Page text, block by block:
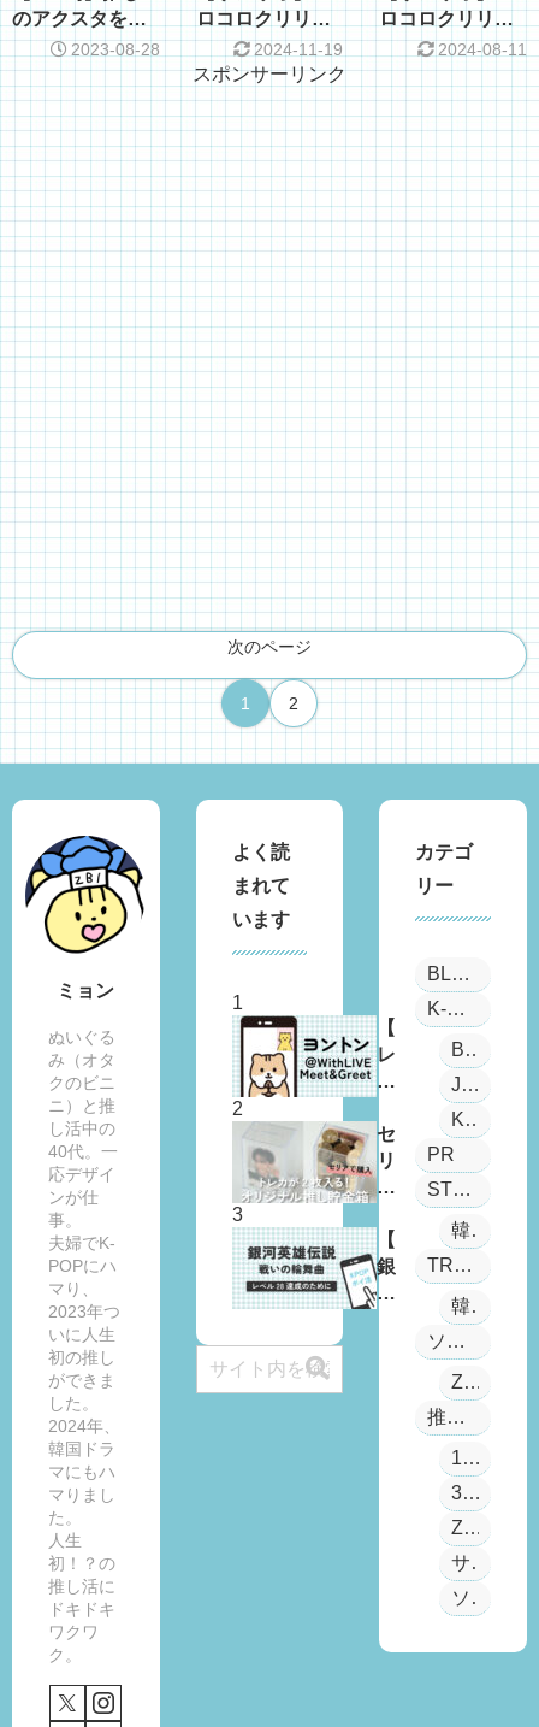
のアクスタをPC
に飾れる！キャ
ンドゥ「モニタ
ー用小物テーブ
ル」
2023-08-28
ロコロクリリン
「アクリルスタ
ンドのお部屋」
が激かわ
2024-11-19
ロコロクリリン
のアクスタケー
スが最高にかわ
いい
2024-08-11
スポンサーリンク
次のページ
1 2
ミョン
ぬいぐる
み（オタ
クのビニ
ニ）と推
し活中の
40代。一
応デザイ
ンが仕
事。
夫婦でK-
POPにハ
マり、
2023年つ
いに人生
初の推し
ができま
した。
2024年、
韓国ドラ
マにもハ
マりまし
た。
人生
初！？の
推し活に
ドキドキ
ワクワ
ク。
よく読
まれて
います
【
レ
ポ
り
】
推
と
の
「
et
セ
リ
ア
推
し
貯
0
【
銀
河
0
カテゴ
リー
BLOG
K-POP
BOYS PLANET
JYP
Kep1er
PR
STUDY
韓国語
TRAVEL
韓国旅行
ソンハンビン
ZB1
推し活アイテム
100均
3COINS
ZB1公式グッズ
サンリオ
ソンミンス